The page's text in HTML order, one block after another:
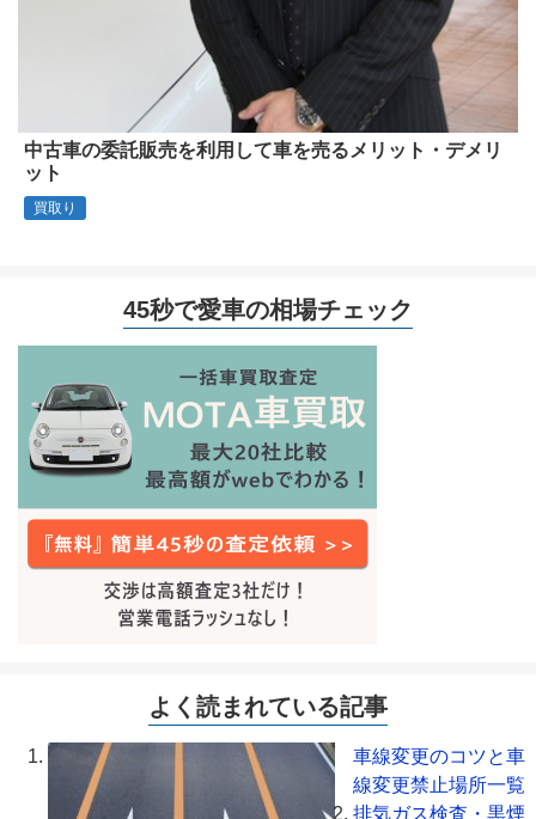
中古車の委託販売を利用して車を売るメリット・デメリ
ット
買取り
45秒で愛車の相場チェック
よく読まれている記事
車線変更のコツと車
線変更禁止場所一覧
排気ガス検査・黒煙